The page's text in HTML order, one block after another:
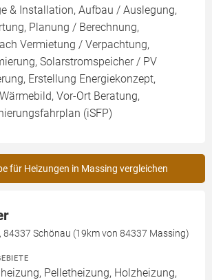
& Installation, Aufbau / Auslegung,
Planung / Berechnung,
Vermietung / Verpachtung,
Solarstromspeicher / PV
Erstellung Energiekonzept,
Vor-Ort Beratung,
(iSFP)
für Heizungen in Massing vergleichen
84337 Schönau (19km von 84337 Massing)
Pelletheizung, Holzheizung,